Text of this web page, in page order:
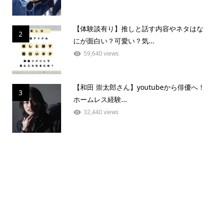
2
【体験談有り】推しと話す内容やネタはな
にが面白い？可愛い？気...
59,640 views
3
【和田 崇太郎さん】youtubeから俳優へ！
ホームレス経験...
32,440 views